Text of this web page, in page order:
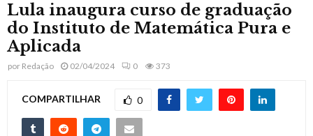
Lula inaugura curso de graduação
do Instituto de Matemática Pura e
Aplicada
por Redação 02/04/2024 0 373
COMPARTILHAR 0